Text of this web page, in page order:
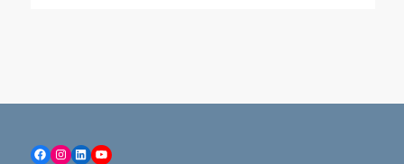
Facebook
Instagram
LinkedInYouTube